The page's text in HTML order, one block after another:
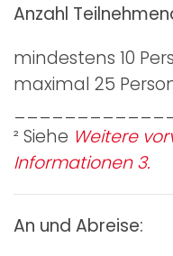
Anzahl
mindestens 10
maximal 25
² Siehe Weitere
Informationen 3.
An und Abreise: